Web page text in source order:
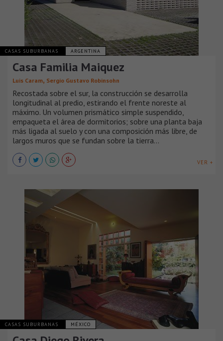
CASAS SUBURBANAS ARGENTINA
Casa Familia Maiquez
Luis Caram, Sergio Gustavo Robinsohn
Recostada sobre el sur, la construcción se desarrolla
longitudinal al predio, estirando el frente noreste al
máximo. Un volumen prismático simple suspendido,
empaqueta el área de dormitorios; sobre una planta baja
más ligada al suelo y con una composición más libre, de
largos muros que se fundan sobre la tierra...
VER +
CASAS SUBURBANAS MÉXICO